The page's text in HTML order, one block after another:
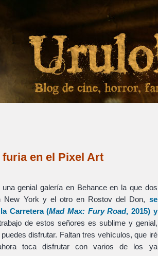
en el Pixel Art
genial galería en Behance en la que dos
New York y el otro en Rostov del Don, se
Carretera(Mad Max: Fury Road, 2015) y
de estos señores es sublime y genial,
disfrutar. Faltan tres vehículos, que iré
toca disfrutar con varios de los ya